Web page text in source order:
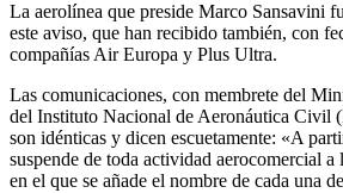
La aerolínea que preside Marco Sansavini
este aviso, que han recibido también, con
compañías Air Europa y Plus Ultra.
Las comunicaciones, con membrete del
del Instituto Nacional de Aeronáutica Civil
son idénticas y dicen escuetamente: «A
suspende de toda actividad aerocomercial
en el que se añade el nombre de cada una